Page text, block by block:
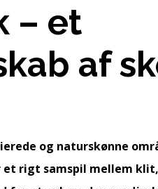
– et
af
og naturskønne
rigt samspil mellem